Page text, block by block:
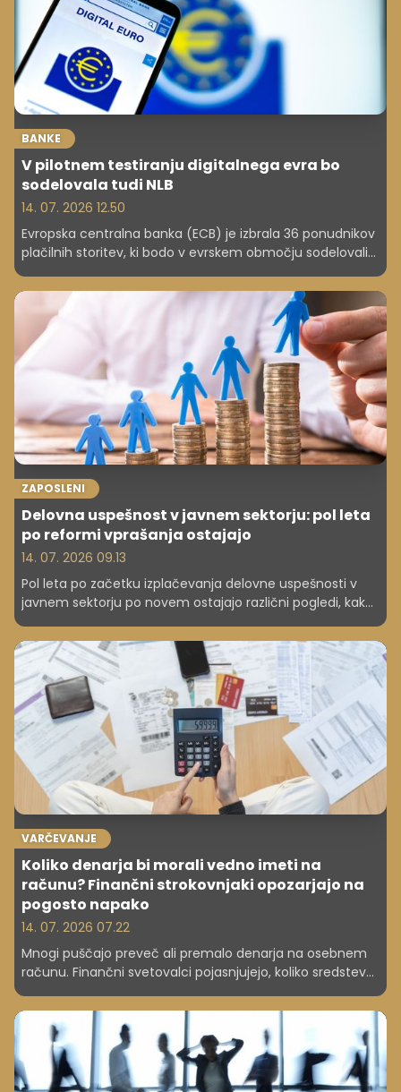
BANKE
V pilotnem testiranju digitalnega evra bo
sodelovala tudi NLB
14. 07. 2026 12.50
Evropska centralna banka (ECB) je izbrala 36 ponudnikov
plačilnih storitev, ki bodo v evrskem območju sodelovali
NLB, ki bo aktivnosti v okviru pilota izvajala skupaj z Banko
Slovenije. Pilotni projekt bo stekel v drugi polovici leta
2027 in bo trajal 12 mesecev.
ZAPOSLENI
Delovna uspešnost v javnem sektorju: pol leta
po reformi vprašanja ostajajo
14. 07. 2026 09.13
Pol leta po začetku izplačevanja delovne uspešnosti v
javnem sektorju po novem ostajajo različni pogledi, kako
namenjajo iz prihrankov zaradi odsotnosti javnih
uslužbencev ali nezasedenih delovnih mest. Po oceni
resornega ministrstva bi bilo smiselno preučiti možnosti
drugačne ureditve.
VARČEVANJE
Koliko denarja bi morali vedno imeti na
računu? Finančni strokovnjaki opozarjajo na
pogosto napako
14. 07. 2026 07.22
Mnogi puščajo preveč ali premalo denarja na osebnem
računu. Finančni svetovalci pojasnjujejo, koliko sredstev
dobra ideja.